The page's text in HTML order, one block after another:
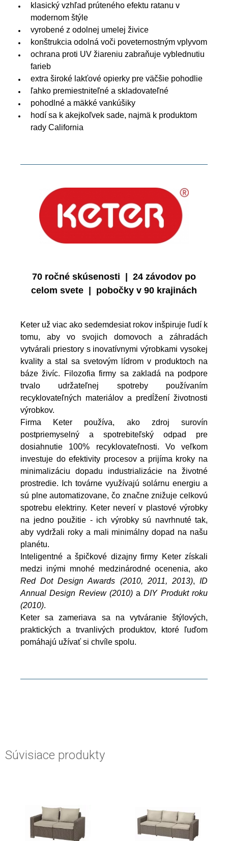
klasický vzhľad prúteného efektu ratanu v
modernom štýle
vyrobené z odolnej umelej živice
konštrukcia odolná voči poveternostným vplyvom
ochrana proti UV žiareniu zabraňuje vyblednutiu
farieb
extra široké lakťové opierky pre väčšie pohodlie
ľahko premiestniteľné a skladovateľné
pohodlné a mäkké vankúšiky
hodí sa k akejkoľvek sade, najmä k produktom
rady California
70 ročné skúsenosti | 24 závodov po
celom svete | pobočky v 90 krajinách
Keter už viac ako sedemdesiat rokov inšpiruje ľudí k
tomu, aby vo svojich domovoch a záhradách
vytvárali priestory s inovatívnymi výrobkami vysokej
kvality a stal sa svetovým lídrom v produktoch na
báze živíc. Filozofia firmy sa zakladá na podpore
trvalo udržateľnej spotreby používaním
recyklovateľných materiálov a predĺžení životnosti
výrobkov.
Firma Keter používa, ako zdroj surovín
postpriemyselný a spotrebiteľský odpad pre
dosiahnutie 100% recyklovateľnosti. Vo veľkom
investuje do efektivity procesov a prijíma kroky na
minimalizáciu dopadu industrializácie na životné
prostredie. Ich továrne využívajú solárnu energiu a
sú plne automatizovane, čo značne znižuje celkovú
spotrebu elektriny. Keter neverí v plastové výrobky
na jedno použitie - ich výrobky sú navrhnuté tak,
aby vydržali roky a mali minimálny dopad na našu
planétu.
Inteligentné a špičkové dizajny firmy Keter získali
medzi inými mnohé medzinárodné ocenenia, ako
Red Dot Design Awards (2010, 2011, 2013),ID
Annual Design Review (2010)aDIY Produkt roku
(2010).
Keter sa zameriava sa na vytváranie štýlových,
praktických a trvanlivých produktov, ktoré ľuďom
pomáhajú užívať si chvíle spolu.
Súvisiace produkty